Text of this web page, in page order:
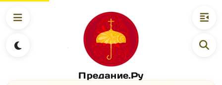
Предание.Ру